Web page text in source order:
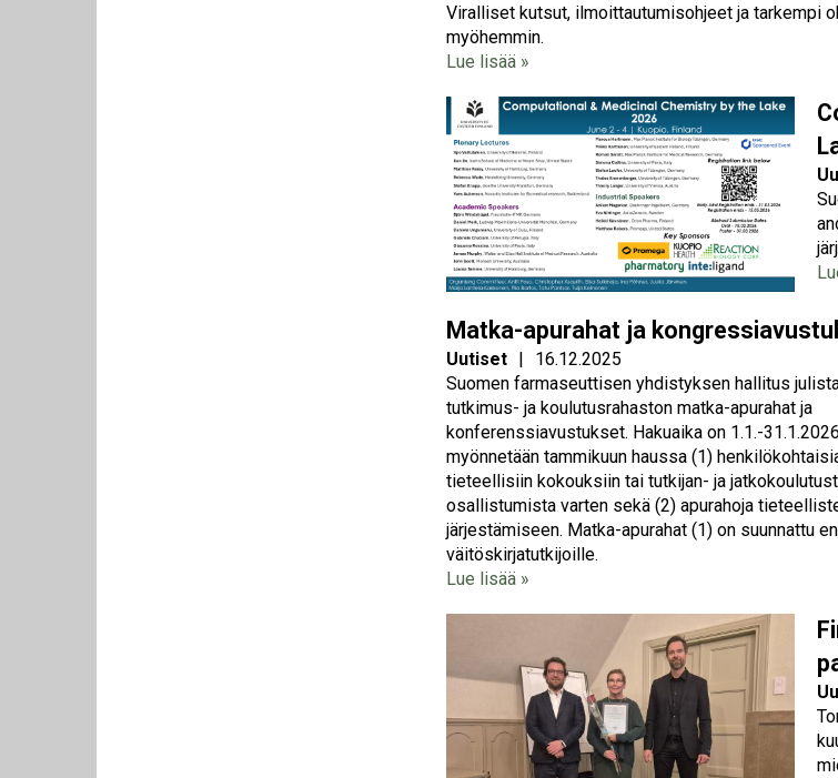
Viralliset kutsut, ilmoittautumisohjeet ja tarkempi
myöhemmin.
Lue lisää »
Kuva
Matka-apurahat ja
Uutiset
16.12.2025
Suomen farmaseuttisen yhdistyksen hallitus
tutkimus- ja koulutusrahaston matka-apurahat ja
konferenssiavustukset. Hakuaika on 1.1.-
myönnetään tammikuun haussa (1)
tieteellisiin kokouksiin tai tutkijan- ja
osallistumista varten sekä (2) apurahoja
järjestämiseen. Matka-apurahat (1) on suunnattu
väitöskirjatutkijoille.
Lue lisää »